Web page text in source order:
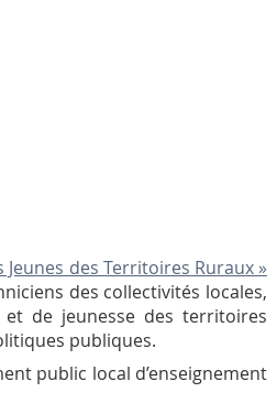
Jeunes des Territoires Ruraux »
des collectivités locales,
et de jeunesse des territoires
publiques.
public local d’enseignement